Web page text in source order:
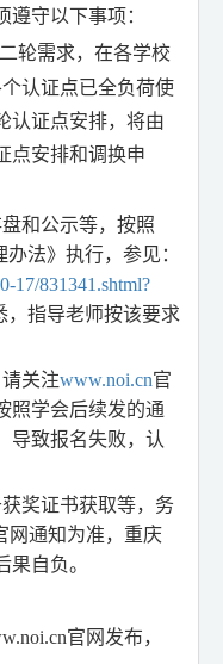
守以下事项：
轮需求，在各学校
认证点已全负荷使
认证点安排，将由
点安排和调换申
和公示等，按照
法》执行，参见：
17/831341.shtml?
，指导老师按该要求
关注www.noi.cn官
照学会后续发的通
导致报名失败，认
奖证书获取等，务
网通知为准，重庆
自负。
官网发布，